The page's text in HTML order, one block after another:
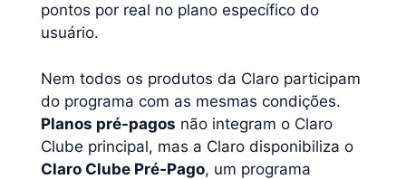
pontos por real no plano específico do
usuário.
Nem todos os produtos da Claro participam
do programa com as mesmas condições.
Planos pré-pagos não integram o Claro
Clube principal, mas a Claro disponibiliza o
Claro Clube Pré-Pago, um programa